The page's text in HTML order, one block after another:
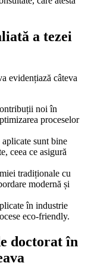
a tezei
evidențiază câteva
noi în
proceselor
sunt bine
ceea ce asigură
tradiționale cu
modernă și
în industrie
eco-friendly.
doctorat în